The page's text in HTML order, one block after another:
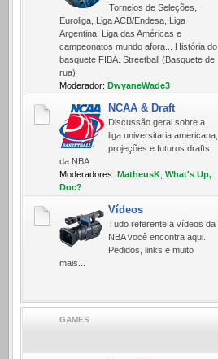
Torneios de Seleções,
Euroliga, Liga ACB/Endesa, Liga
Argentina, Liga das Américas e
campeonatos mundo afora... História do
basquete FIBA. Streetball (Basquete de
rua)
Moderador: DwyaneWade3
NCAA & Draft
Discussão geral sobre a
liga universitaria americana,
projeções e futuros drafts
da NBA
Moderadores: MatheusK What's Up,
Doc?
Vídeos
Tudo referente a ví­deos da
NBA você encontra aqui.
Pedidos, links e muito
mais...
GAMES